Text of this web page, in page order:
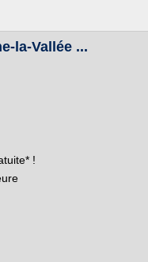
la-Vallée ...
!